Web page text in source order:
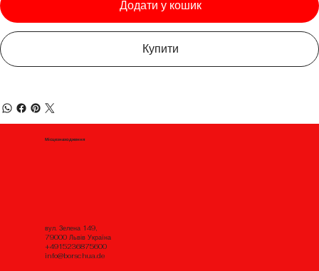
Додати у кошик
Купити
Місцезнаходження
вул. Зелена 149,
79000 Львів Україна
+4915236875600
info@borschua.de